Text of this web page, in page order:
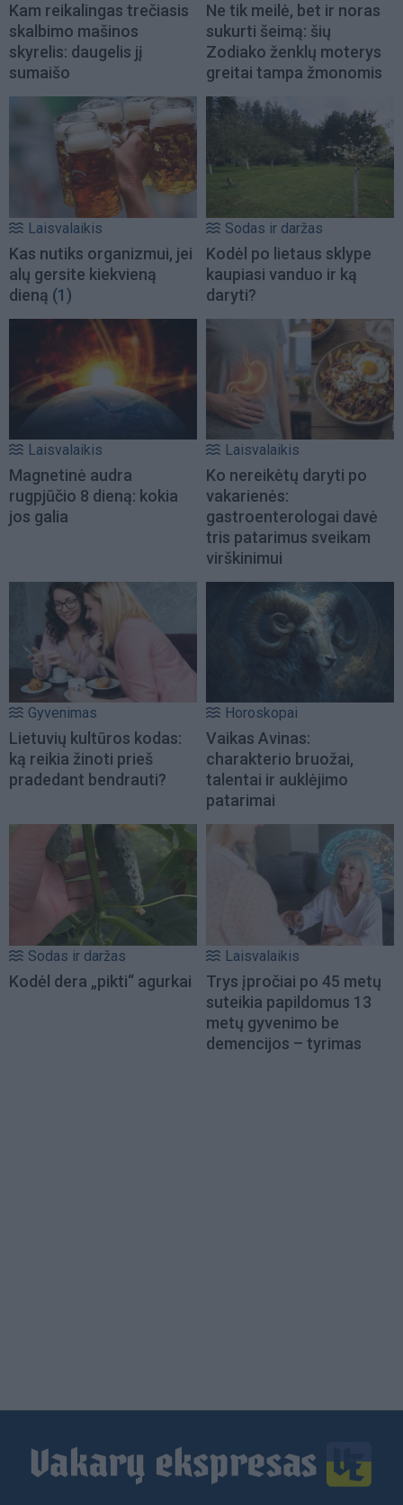
Kam reikalingas trečiasis
skalbimo mašinos
skyrelis: daugelis jį
sumaišo
Ne tik meilė, bet ir noras
sukurti šeimą: šių
Zodiako ženklų moterys
greitai tampa žmonomis
Laisvalaikis
Kas nutiks organizmui, jei
alų gersite kiekvieną
dieną (1)
Sodas ir daržas
Kodėl po lietaus sklype
kaupiasi vanduo ir ką
daryti?
Laisvalaikis
Magnetinė audra
rugpjūčio 8 dieną: kokia
jos galia
Laisvalaikis
Ko nereikėtų daryti po
vakarienės:
gastroenterologai davė
tris patarimus sveikam
virškinimui
Gyvenimas
Lietuvių kultūros kodas:
ką reikia žinoti prieš
pradedant bendrauti?
Horoskopai
Vaikas Avinas:
charakterio bruožai,
talentai ir auklėjimo
patarimai
Sodas ir daržas
Kodėl dera „pikti“ agurkai
Laisvalaikis
Trys įpročiai po 45 metų
suteikia papildomus 13
metų gyvenimo be
demencijos – tyrimas